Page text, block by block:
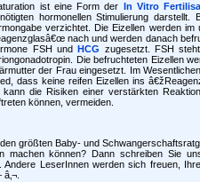
ist eine Form der In Vitro
hormonellen Stimulierung
verzichtet. Die Eizellen werden
nach und werden danach
FSH undHCG zugesetzt. FSH
Die befruchteten Eizellen
der Frau eingesetzt. Im
dass keine reifen Eizellen ins
kann die Risiken einer verstärkten
können, vermeiden.
größten Baby- und
machen können? Dann schreiben Sie
Andere LeserInnen werden sich freuen,